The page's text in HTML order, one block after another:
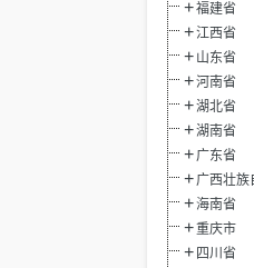
福建省
江西省
山东省
河南省
湖北省
湖南省
广东省
广西壮族
海南省
重庆市
四川省